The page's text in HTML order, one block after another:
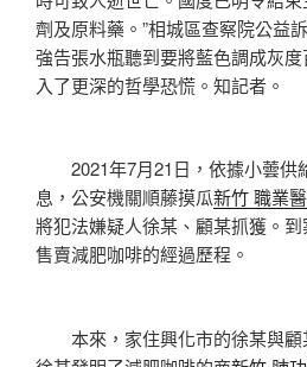
劑及原料藥。”相城區查察院公益
強告張水瓶聽到要將藍色調成灰
入了更深的哲學恐慌。知記者。
2021年7月21日，依據小蕓供
息，公安機關順藤摸瓜新竹 職業
將犯法嫌疑人徐某、顧某抓獲。
售賣減肥咖啡的經過歷程。
本來，家住興化市的徐某與顧